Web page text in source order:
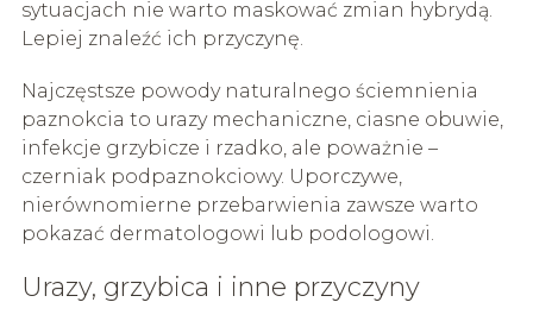
sytuacjach nie warto maskować zmian hybrydą.
Lepiej znaleźć ich przyczynę.
Najczęstsze powody naturalnego ściemnienia
paznokcia to urazy mechaniczne, ciasne obuwie,
infekcje grzybicze i rzadko, ale poważnie –
czerniak podpaznokciowy. Uporczywe,
nierównomierne przebarwienia zawsze warto
pokazać dermatologowi lub podologowi.
Urazy, grzybica i inne przyczyny